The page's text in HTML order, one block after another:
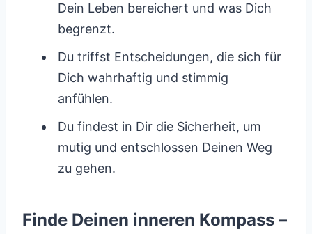
Dein Leben bereichert und was Dich
begrenzt.
Du triffst Entscheidungen, die sich für
Dich wahrhaftig und stimmig
anfühlen.
Du findest in Dir die Sicherheit, um
mutig und entschlossen Deinen Weg
zu gehen.
Finde Deinen inneren Kompass –